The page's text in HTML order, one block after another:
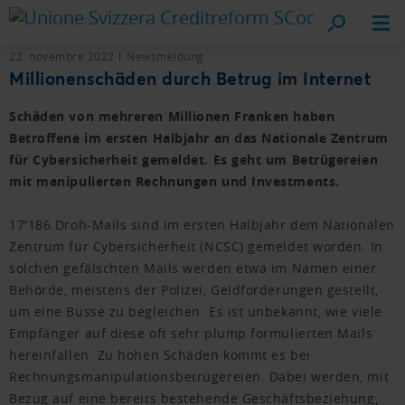
Creditreform
sul posto
22. novembre 2022 Newsmeldung
Millionenschäden durch Betrug im Internet
Schäden von mehreren Millionen Franken haben
Betroffene im ersten Halbjahr an das Nationale Zentrum
für Cybersicherheit gemeldet. Es geht um Betrügereien
mit manipulierten Rechnungen und Investments.
17'186 Droh-Mails sind im ersten Halbjahr dem Nationalen
Zentrum für Cybersicherheit (NCSC) gemeldet worden. In
solchen gefälschten Mails werden etwa im Namen einer
Behörde, meistens der Polizei, Geldforderungen gestellt,
um eine Busse zu begleichen. Es ist unbekannt, wie viele
Empfänger auf diese oft sehr plump formulierten Mails
hereinfallen. Zu hohen Schäden kommt es bei
Rechnungsmanipulationsbetrügereien. Dabei werden, mit
Bezug auf eine bereits bestehende Geschäftsbeziehung,